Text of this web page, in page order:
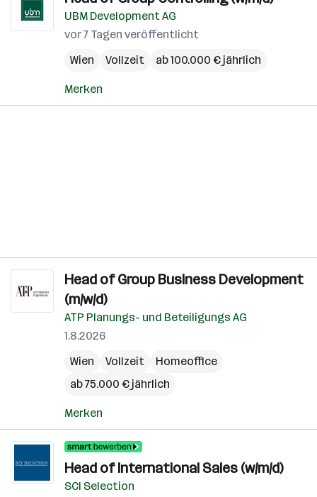
UBM Development AG
vor 7 Tagen veröffentlicht
Wien
Vollzeit ab 100.000 € jährlich
Merken
Head of Group Business Development
(m/w/d)
ATP Planungs- und Beteiligungs AG
1.8.2026
Wien
Vollzeit
Homeoffice
ab 75.000 € jährlich
Merken
Head of International Sales (w/m/d)
SCI Selection